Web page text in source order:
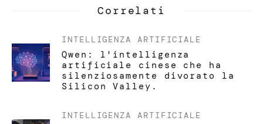
Correlati
INTELLIGENZA ARTIFICIALE
Qwen: l'intelligenza
artificiale cinese che ha
silenziosamente divorato la
Silicon Valley.
INTELLIGENZA ARTIFICIALE